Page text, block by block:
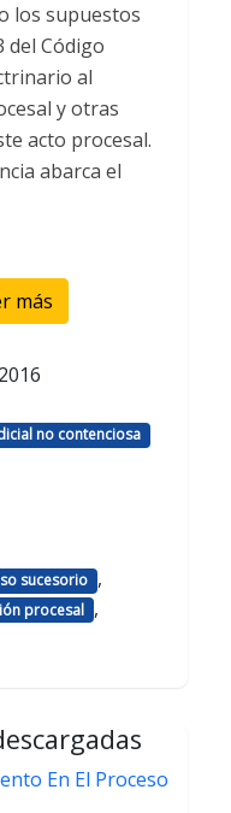
los supuestos
del Código
al
y otras
acto procesal.
abarca el
más
no contenciosa
sucesorio ,
procesal ,
En El Proceso